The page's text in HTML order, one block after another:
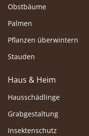
Obstbäume
Palmen
Pflanzen überwintern
Stauden
Haus & Heim
Hausschädlinge
Grabgestaltung
Insektenschutz